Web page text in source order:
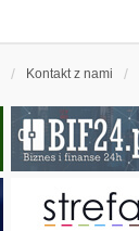
Kontakt z nami